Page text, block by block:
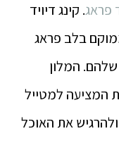
פראג. קינג דיויד
בלב פראג
שלהם. המלון
המציעה למטייל
את האוכל